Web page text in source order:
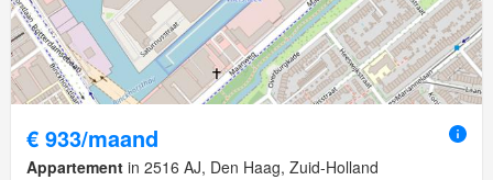
€ 933/maand
Appartement in 2516 AJ, Den Haag, Zuid-Holland